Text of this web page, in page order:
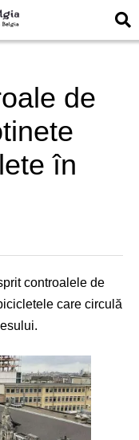
de
în
controalele de
care circulă